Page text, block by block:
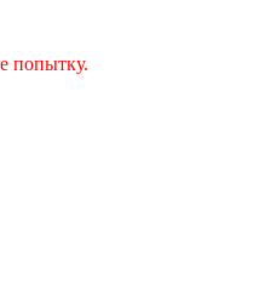
попытку.